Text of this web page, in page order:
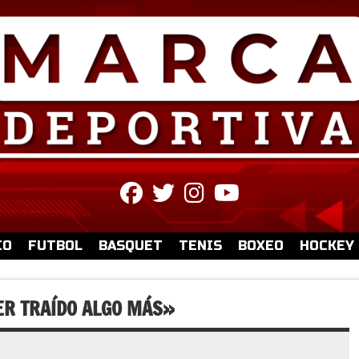
fab
fa-
facebook
fab
fa-
twitter
fab
fa-
instagram
fa-
youtube
FUTBOL BASQUET TENIS BOXEO HOCKEY
TRAÍDO ALGO MÁS»